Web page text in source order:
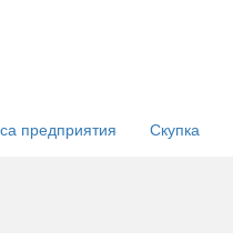
предприятия Скупка